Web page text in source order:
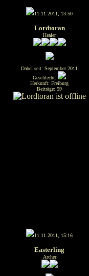
11.11.2011, 13:50
Lordtoran
Healer
Dabei seit: September 2011
Geschlecht:
Herkunft: Freiburg
Beiträge: 59
11.11.2011, 15:16
Easterling
Archer